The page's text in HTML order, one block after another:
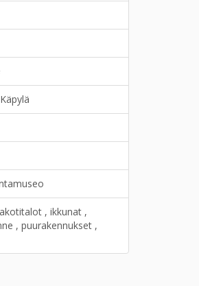
, ikkunat ,
, puurakennukset ,